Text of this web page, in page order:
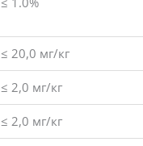
≤ 20,0 мг/кг
≤ 2,0 мг/кг
≤ 2,0 мг/кг